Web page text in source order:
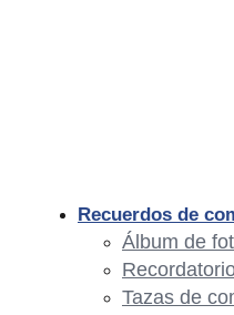
Recuerdos de
Álbum de
Tazas de